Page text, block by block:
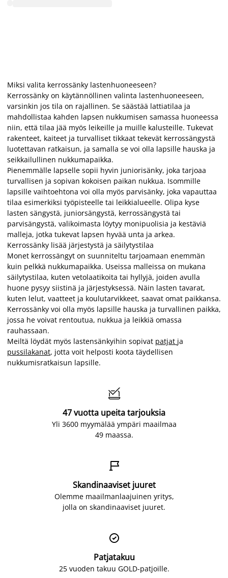
Miksi valita kerrossänky lastenhuoneeseen?
Kerrossänky on käytännöllinen valinta lastenhuoneeseen,
varsinkin jos tila on rajallinen. Se säästää lattiatilaa ja
mahdollistaa kahden lapsen nukkumisen samassa huoneessa
niin, että tilaa jää myös leikeille ja muille kalusteille. Tukevat
rakenteet, kaiteet ja turvalliset tikkaat tekevät kerrossängystä
luotettavan ratkaisun, ja samalla se voi olla lapsille hauska ja
seikkailullinen nukkumapaikka.
Pienemmälle lapselle sopii hyvin juniorisänky, joka tarjoaa
turvallisen ja sopivan kokoisen paikan nukkua. Isommille
lapsille vaihtoehtona voi olla myös parvisänky, joka vapauttaa
tilaa esimerkiksi työpisteelle tai leikkialueelle. Olipa kyse
lasten sängystä, juniorsängystä, kerrossängystä tai
parvisängystä, valikoimasta löytyy monipuolisia ja kestäviä
malleja, jotka tukevat lapsen hyvää unta ja arkea.
Kerrossänky lisää järjestystä ja säilytystilaa
Monet kerrossängyt on suunniteltu tarjoamaan enemmän
kuin pelkkä nukkumapaikka. Useissa malleissa on mukana
säilytystilaa, kuten vetolaatikoita tai hyllyjä, joiden avulla
huone pysyy siistinä ja järjestyksessä. Näin lasten tavarat,
kuten lelut, vaatteet ja koulutarvikkeet, saavat omat paikkansa.
Kerrossänky voi olla myös lapsille hauska ja turvallinen paikka,
jossa he voivat rentoutua, nukkua ja leikkiä omassa
rauhassaan.
Meiltä löydät myös lastensänkyihin sopivat patjat ja
pussilakanat, jotta voit helposti koota täydellisen
nukkumisratkaisun lapsille.

47 vuotta upeita tarjouksia
Yli 3600 myymälää ympäri maailmaa
49 maassa.

Skandinaaviset juuret
Olemme maailmanlaajuinen yritys,
jolla on skandinaaviset juuret.

Patjatakuu
25 vuoden takuu GOLD-patjoille.